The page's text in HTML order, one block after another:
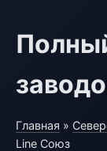
Главная »
Line Союз